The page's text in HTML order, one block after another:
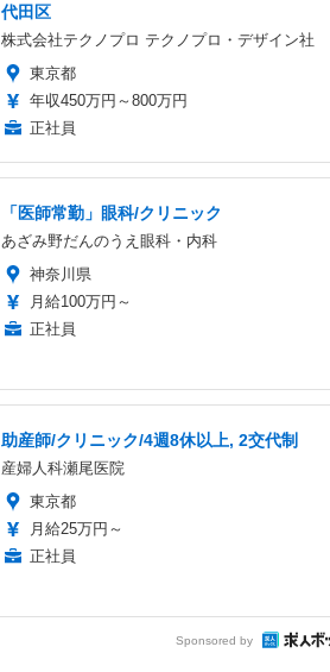
代田区
株式会社テクノプロ テクノプロ・デザイン社
東京都
年収450万円～800万円
正社員
「医師常勤」眼科/クリニック
あざみ野だんのうえ眼科・内科
神奈川県
月給100万円～
正社員
助産師/クリニック/4週8休以上, 2交代制
産婦人科瀬尾医院
東京都
月給25万円～
正社員
Sponsored by